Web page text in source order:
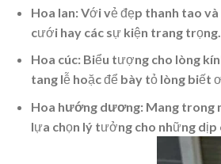
Hoa lan: Với vẻ đẹp thanh tao
cưới hay các sự kiện trang trọng.
Hoa cúc: Biểu tượng cho lòng
tang lễ hoặc để bày tỏ lòng biết
Hoa hướng dương: Mang trong
lựa chọn lý tưởng cho những